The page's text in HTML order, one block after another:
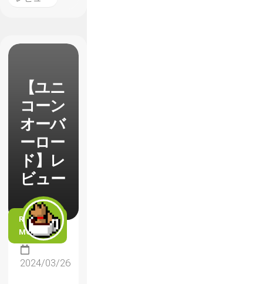
【ユニ
コーン
オーバ
ーロー
ド】レ
ビュー
READ
MORE
2024/03/26